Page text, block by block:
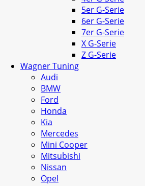
5er G-Serie
6er G-Serie
7er G-Serie
X G-Serie
Z G-Serie
Wagner Tuning
Audi
BMW
Ford
Honda
Kia
Mercedes
Mini Cooper
Mitsubishi
Nissan
Opel